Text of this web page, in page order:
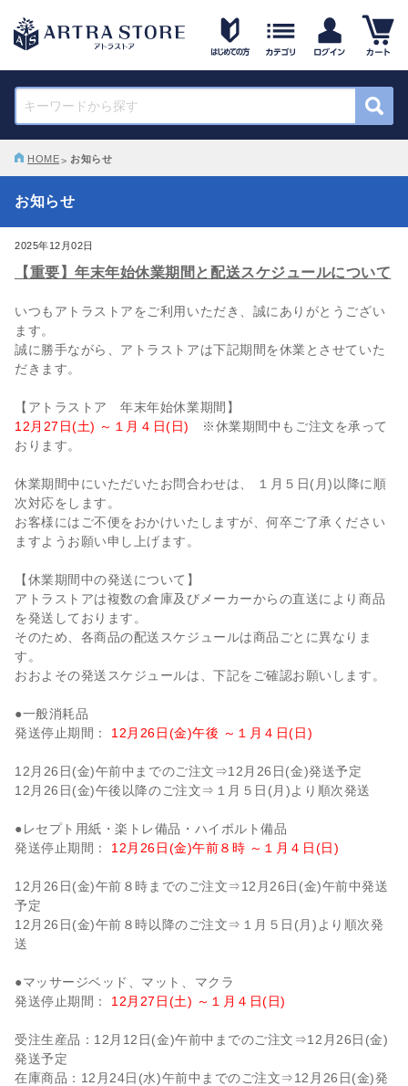
HOME お知らせ
お知らせ
2025年12月02日
【重要】年末年始休業期間と配送スケジュールについて
いつもアトラストアをご利用いただき、誠にありがとうござい
ます。
誠に勝手ながら、アトラストアは下記期間を休業とさせていた
だきます。
【アトラストア 年末年始休業期間】
12月27日(土) ～１月４日(日)
※休業期間中もご注文を承って
おります。
休業期間中にいただいたお問合わせは、 １月５日(月)以降に順
次対応をします。
お客様にはご不便をおかけいたしますが、何卒ご了承ください
ますようお願い申し上げます。
【休業期間中の発送について】
アトラストアは複数の倉庫及びメーカーからの直送により商品
を発送しております。
そのため、各商品の配送スケジュールは商品ごとに異なりま
す。
おおよその発送スケジュールは、下記をご確認お願いします。
●一般消耗品
発送停止期間： 12月26日(金)午後 ～１月４日(日)
12月26日(金)午前中までのご注文⇒12月26日(金)発送予定
12月26日(金)午後以降のご注文⇒１月５日(月)より順次発送
●レセプト用紙・楽トレ備品・ハイボルト備品
発送停止期間： 12月26日(金)午前８時 ～１月４日(日)
12月26日(金)午前８時までのご注文⇒12月26日(金)午前中発送
予定
12月26日(金)午前８時以降のご注文⇒１月５日(月)より順次発
送
●マッサージベッド、マット、マクラ
発送停止期間： 12月27日(土) ～１月４日(日)
受注生産品：12月12日(金)午前中までのご注文⇒12月26日(金)
発送予定
在庫商品：12月24日(水)午前中までのご注文⇒12月26日(金)発